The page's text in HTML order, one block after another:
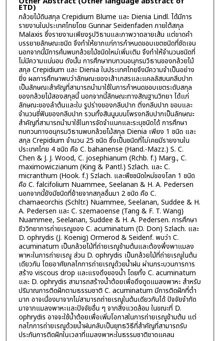
ETD)
กล้วยไม้ดินสกุล Crepidium Blume และ Dienia Lindl. ได้มีการ
รายงานในประเทศไทยโดย Gunnar Seidenfaden ภายใต้สกุล
Malaxis ซึ่งรายงานเพียงรูปวิธานและภาพวาดลายเส้น แต่ขาดคำ
บรรยายลักษณะชนิด จึงทำให้ยากแก่การกำหนดขอบเขตชนิดที่ชัดเจน
นอกจากนี้มีการค้นพบกล้วยไม้ชนิดใหม่เพิ่มเติม จึงทำให้จำนวนชนิดที่
ไม่มีความแน่นอน ดังนั้น การศึกษาทบทวนอนุกรมวิธานของกล้วยไม้
สกุล Crepidium และ Dienia ในประเทศไทยจึงมีความจำเป็นอย่าง
ยิ่ง ผลการศึกษาพบว่าลักษณะของเส้าเกสรและแคลลัสบนกลีบปาก
เป็นลักษณะสำคัญที่สามารถนำมาใช้ในการกำหนดขอบเขตระดับสกุล
ของกล้วยไม้สองสกุลนี้ นอกจากนี้ลักษณะทางสัณฐานวิทยา ได้แก่
ลักษณะของลำต้นและใบ รูปร่างของกลีบปาก ติ่งกลีบปาก ขอบและ
จำนวนซี่ฟันของกลีบปาก รวมทั้งสันนูนบนโพรงกลีบปากเป็นลักษณะ
สำคัญที่สามารถนำมาใช้ในการจัดจำแนกและระบุชนิดได้ การศึกษา
ทบทวนทางอนุกรมวิธานพบกล้วยไม้สกุล Dienia เพียง 1 ชนิด และ
สกุล Crepidium จำนวน 25 ชนิด ซึ่งเป็นชนิดที่ไม่เคยมีรายงานใน
ประเทศไทย 4 ชนิด คือ C. bahanense (Hand.-Mazz.) S. C.
Chen & J. J. Wood, C. josephianum (Rchb. f.) Marg., C.
maximowiczianum (King & Pantl.) Szlach. และ C.
micranthum (Hook. f.) Szlach. และพืชชนิดใหม่ของโลก 1 ชนิด
คือ C. falcifolium Nuammee, Seelanan & H. A. Pedersen
นอกจากนี้ยังมีชนิดที่ย้ายจากสกุลอื่นมา 2 ชนิด คือ C.
chamaeorchis (Schltr.) Nuammee, Seelanan, Suddee & H.
A. Pedersen และ C. szemaoense (Tang & F. T. Wang)
Nuammee, Seelanan, Suddee & H. A. Pedersen. การศึกษา
ชีววิทยาการถ่ายเรณูของ C. acuminatum (D. Don) Szlach. และ
D. ophrydis (J. Koenig) Ormerod & Seidenf. พบว่า C.
acuminatum เป็นกล้วยไม้ที่ถ่ายเรณูข้ามต้นและต้องพึ่งพาแมลง
พาหะในการถ่ายเรณู ส่วน D. ophrydis เป็นกล้วยไม้ที่ถ่ายเรณูในต้น
เดียวกัน โดยอาศัยกลไกการถ่ายเรณูด้วยน้ำฝน ผ่านกระบวนการการ
สร้าง viscous drop และแรงดึงของน้ำ โดยทั้ง C. acuminatum
และ D. ophrydis สามารถสร้างน้ำต้อยเพื่อดึงดูดแมลงพาหะ สำหรับ
ปริมาณการติดฝักตามธรรมชาติ C. acuminatum มีการติดฝักที่ต่ำ
มาก อาจเนื่องมาจากไม่สามารถถ่ายเรณูในต้นเดียวกันได้ ปัจจัยจำกัด
มาจากแมลงพาหะและปัจจัยอื่น ๆ จากสิ่งแวดล้อม ในขณะที่ D.
ophrydis อาจจะใช้น้ำต้อยเพื่อเพิ่มโอกาสในการถ่ายเรณูข้ามต้น แต่
กลไกการถ่ายเรณูด้วยน้ำฝนกลับเป็นยุทธวิธีที่สำคัญที่สามารถรับ
ประกันการติดฝักในเวลาที่แมลงพาหะในธรรมชาติขาดแคลน